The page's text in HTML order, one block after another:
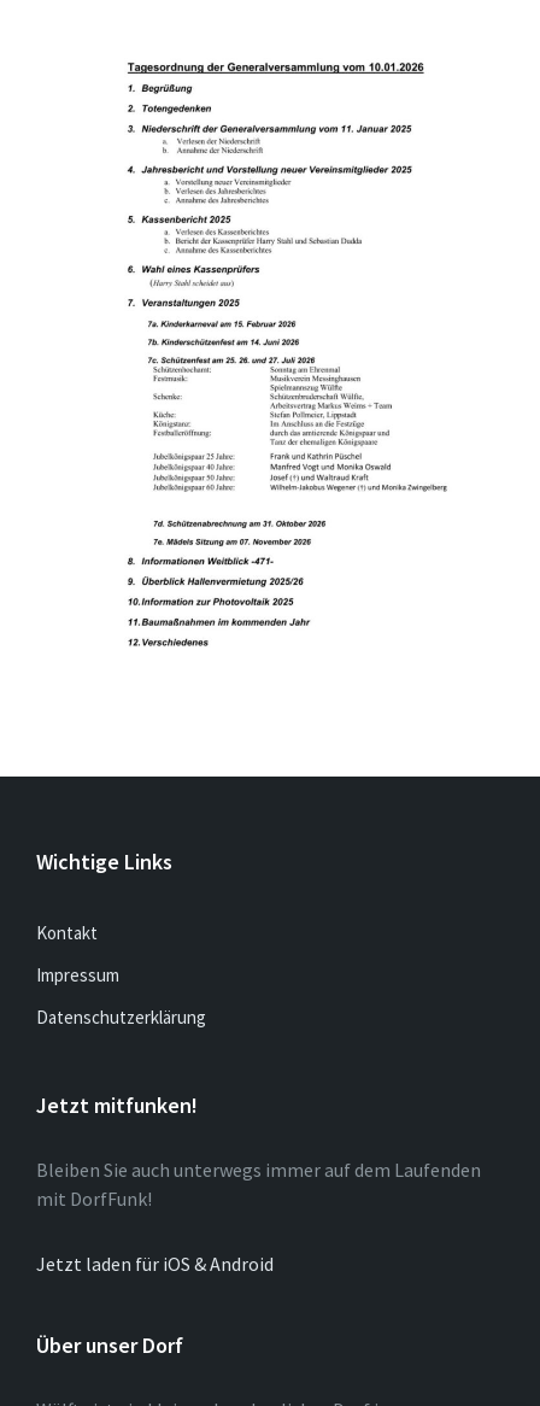
Wichtige Links
Kontakt
Impressum
Datenschutzerklärung
Jetzt mitfunken!
Bleiben Sie auch unterwegs immer auf dem Laufenden
mit DorfFunk!
Jetzt laden für iOS & Android
Über unser Dorf